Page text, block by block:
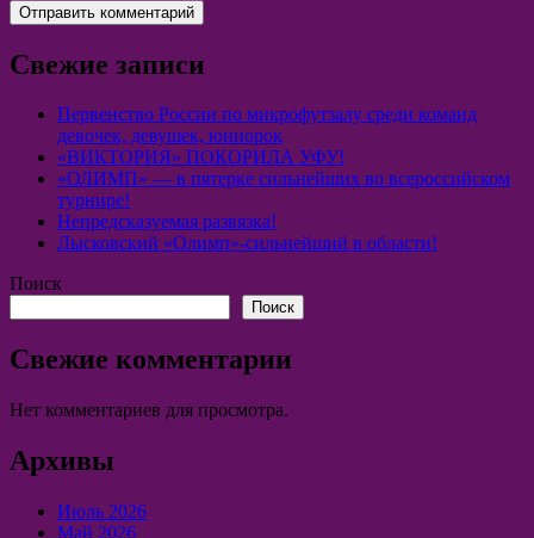
Свежие записи
Первенство России по микрофутзалу среди команд
девочек, девушек, юниорок
«ВИКТОРИЯ» ПОКОРИЛА УФУ!
«ОЛИМП» — в пятерке сильнейших во всероссийском
турнире!
Непредсказуемая развязка!
Лысковский «Олимп»-сильнейший в области!
Поиск
Поиск
Свежие комментарии
Нет комментариев для просмотра.
Архивы
Июль 2026
Май 2026